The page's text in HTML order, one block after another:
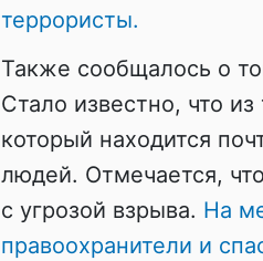
террористы.
Также сообщалось о
Стало известно, что из
который находится
людей. Отмечается,
с угрозой взрыва. На
правоохранители и